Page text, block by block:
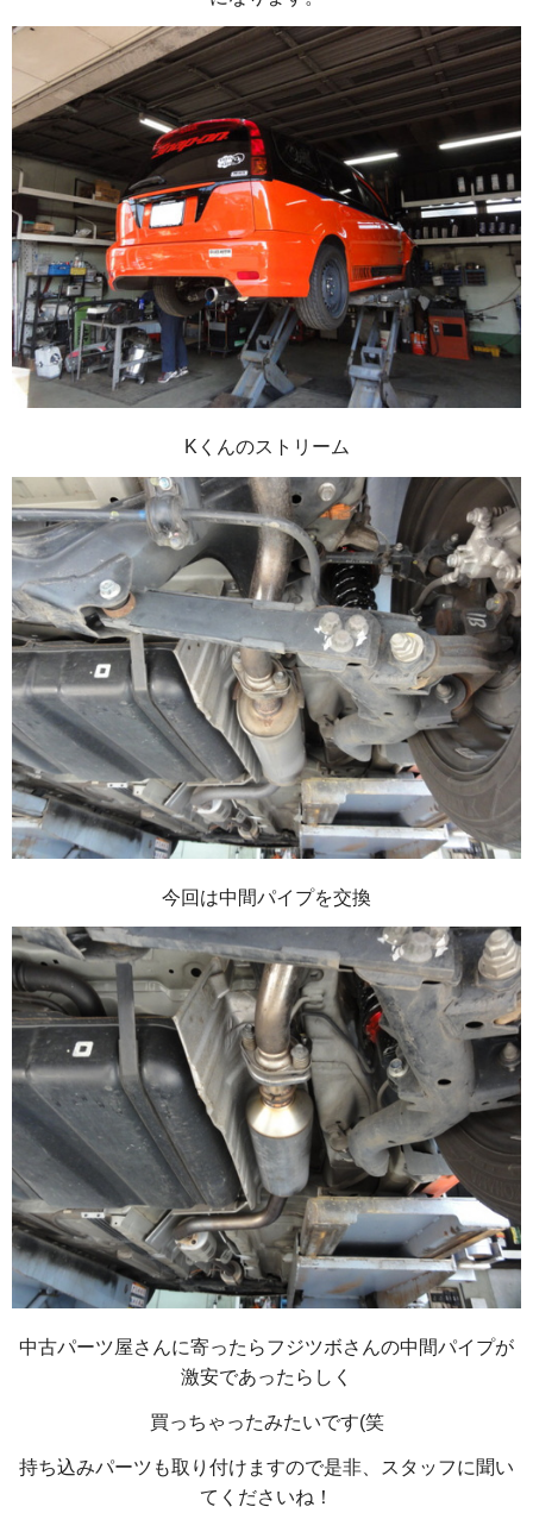
Kくんのストリーム
今回は中間パイプを交換
中古パーツ屋さんに寄ったらフジツボさんの中間パイプが
激安であったらしく
買っちゃったみたいです(笑
持ち込みパーツも取り付けますので是非、スタッフに聞い
てくださいね！